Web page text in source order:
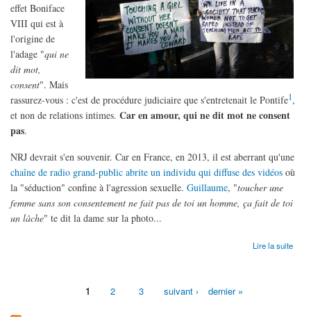
effet Boniface
VIII qui est à
l'origine de
l'adage "qui ne
dit mot,
consent". Mais
rassurez-vous : c'est de procédure judiciaire que s'entretenait le Pontife1,
et non de relations intimes. Car en amour, qui ne dit mot ne consent
pas.
NRJ devrait s'en souvenir. Car en France, en 2013, il est aberrant qu'une
chaîne de radio grand-public abrite un individu qui diffuse des vidéos où
la "séduction" confine à l'agression sexuelle. Guillaume, "toucher une
femme sans son consentement ne fait pas de toi un homme, ça fait de toi
un lâche" te dit la dame sur la photo...
Lire la suite
1 2 3 suivant › dernier »